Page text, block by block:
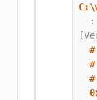
  :
  #
  #
  #